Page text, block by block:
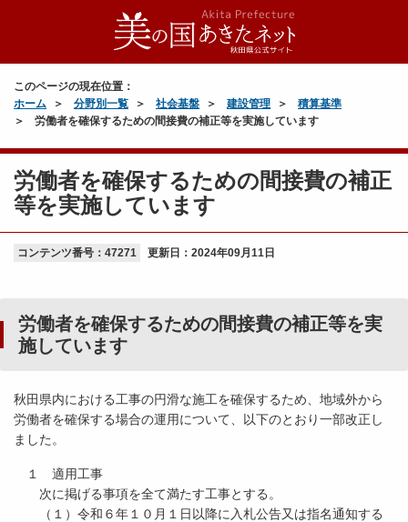
このページの現在位置：
ホーム
分野別一覧 社会基盤 建設管理
積算基準
労働者を確保するための間接費の補正等を実施しています
労働者を確保するための間接費の補正
等を実施しています
コンテンツ番号：47271 更新日： 2024年09月11日
労働者を確保するための間接費の補正等を実
施しています
秋田県内における工事の円滑な施工を確保するため、地域外から
労働者を確保する場合の運用について、以下のとおり一部改正し
ました。
１ 適用工事
次に掲げる事項を全て満たす工事とする。
（１）令和６年１０月１日以降に入札公告又は指名通知する